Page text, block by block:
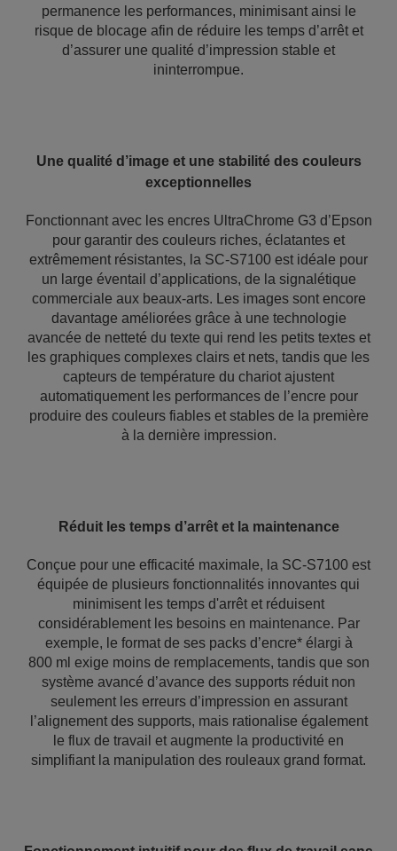
permanence les performances, minimisant ainsi le
risque de blocage afin de réduire les temps d’arrêt et
d’assurer une qualité d’impression stable et
ininterrompue.
Une qualité d’image et une stabilité des couleurs
exceptionnelles
Fonctionnant avec les encres UltraChrome G3 d’Epson
pour garantir des couleurs riches, éclatantes et
extrêmement résistantes, la SC-S7100 est idéale pour
un large éventail d’applications, de la signalétique
commerciale aux beaux-arts. Les images sont encore
davantage améliorées grâce à une technologie
avancée de netteté du texte qui rend les petits textes et
les graphiques complexes clairs et nets, tandis que les
capteurs de température du chariot ajustent
automatiquement les performances de l’encre pour
produire des couleurs fiables et stables de la première
à la dernière impression.
Réduit les temps d’arrêt et la maintenance
Conçue pour une efficacité maximale, la SC-S7100 est
équipée de plusieurs fonctionnalités innovantes qui
minimisent les temps d'arrêt et réduisent
considérablement les besoins en maintenance. Par
exemple, le format de ses packs d’encre* élargi à
800 ml exige moins de remplacements, tandis que son
système avancé d’avance des supports réduit non
seulement les erreurs d’impression en assurant
l’alignement des supports, mais rationalise également
le flux de travail et augmente la productivité en
simplifiant la manipulation des rouleaux grand format.